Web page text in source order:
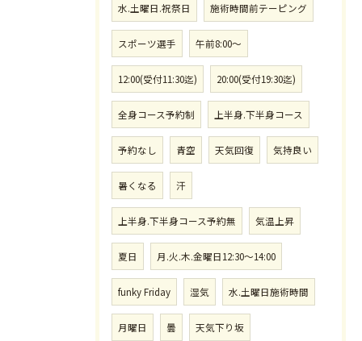
水.土曜日.祝祭日 施術時間前テーピング
スポーツ選手 午前8:00〜
12:00(受付11:30迄) 20:00(受付19:30迄)
全身コース予約制 上半身.下半身コース
予約なし 青空 天気回復 気持良い
暑くなる 汗
上半身.下半身コース予約無 気温上昇
夏日 月.火.木.金曜日12:30〜14:00
funky Friday 湿気 水.土曜日施術時間
月曜日 曇 天気下り坂